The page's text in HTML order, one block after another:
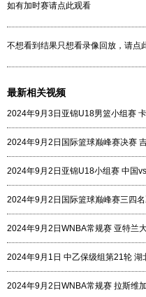
如有加时赛请点此观看
不想看到结果只想看录像回放，请点
最新相关视频
2024年9月3日亚锦U18男篮小组赛
2024年9月2日国际篮球巅峰赛决赛
2024年9月2日亚锦U18小组赛 中国
2024年9月2日国际篮球巅峰赛三四
2024年9月2日WNBA常规赛 亚特兰
2024年9月1日 中乙保级组第21轮
2024年9月2日WNBA常规赛 拉斯维